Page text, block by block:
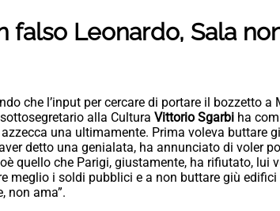
falso Leonardo, Sala
che l’input per cercare di portare il bozzetto
alla Cultura Vittorio Sgarbi ha
una ultimamente. Prima voleva buttare
detto una genialata, ha annunciato di voler
quello che Parigi, giustamente, ha rifiutato, lui
meglio i soldi pubblici e a non buttare giù
non ama”.